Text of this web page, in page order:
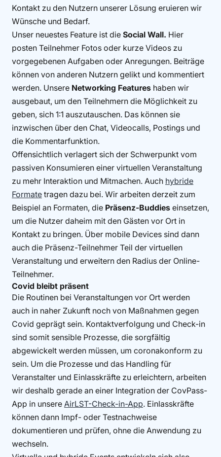
Kontakt zu den Nutzern unserer Lösung eruieren wir
Wünsche und Bedarf.
Unser neuestes Feature ist die Social Wall. Hier
posten Teilnehmer Fotos oder kurze Videos zu
vorgegebenen Aufgaben oder Anregungen. Beiträge
können von anderen Nutzern gelikt und kommentiert
werden. Unsere Networking Features haben wir
ausgebaut, um den Teilnehmern die Möglichkeit zu
geben, sich 1:1 auszutauschen. Das können sie
inzwischen über den Chat, Videocalls, Postings und
die Kommentarfunktion.
Offensichtlich verlagert sich der Schwerpunkt vom
passiven Konsumieren einer virtuellen Veranstaltung
zu mehr Interaktion und Mitmachen. Auch hybride
Formate tragen dazu bei. Wir arbeiten derzeit zum
Beispiel an Formaten, die Präsenz-Buddies einsetzen,
um die Nutzer daheim mit den Gästen vor Ort in
Kontakt zu bringen. Über mobile Devices sind dann
auch die Präsenz-Teilnehmer Teil der virtuellen
Veranstaltung und erweitern den Radius der Online-
Teilnehmer.
Covid bleibt präsent
Die Routinen bei Veranstaltungen vor Ort werden
auch in naher Zukunft noch von Maßnahmen gegen
Covid geprägt sein. Kontaktverfolgung und Check-in
sind somit sensible Prozesse, die sorgfältig
abgewickelt werden müssen, um coronakonform zu
sein. Um die Prozesse und das Handling für
Veranstalter und Einlasskräfte zu erleichtern, arbeiten
wir deshalb gerade an einer Integration der CovPass-
App in unsere AirLST-Check-in-App. Einlasskräfte
können dann Impf- oder Testnachweise
dokumentieren und prüfen, ohne die Anwendung zu
wechseln.